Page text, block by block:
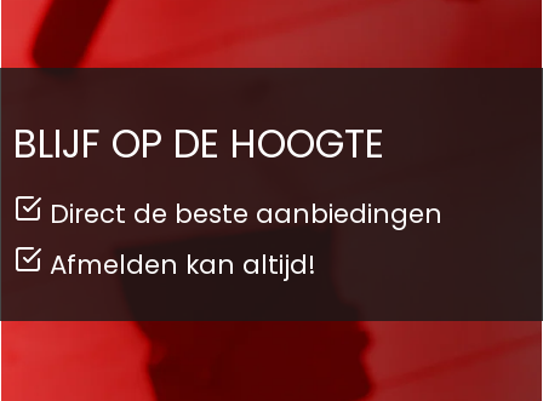
BLIJF OP DE HOOGTE
Direct de beste aanbiedingen
Afmelden kan altijd!